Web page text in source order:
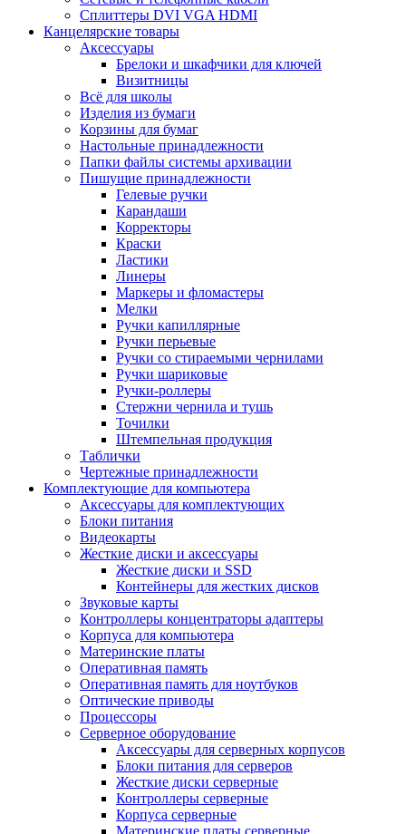
Сплиттеры DVI VGA HDMI
Канцелярские товары
Аксессуары
Брелоки и шкафчики для ключей
Визитницы
Всё для школы
Изделия из бумаги
Корзины для бумаг
Настольные принадлежности
Папки файлы системы архивации
Пишущие принадлежности
Гелевые ручки
Карандаши
Корректоры
Краски
Ластики
Линеры
Маркеры и фломастеры
Мелки
Ручки капиллярные
Ручки перьевые
Ручки со стираемыми чернилами
Ручки шариковые
Ручки-роллеры
Стержни чернила и тушь
Точилки
Штемпельная продукция
Таблички
Чертежные принадлежности
Комплектующие для компьютера
Аксессуары для комплектующих
Блоки питания
Видеокарты
Жесткие диски и аксессуары
Жесткие диски и SSD
Контейнеры для жестких дисков
Звуковые карты
Контроллеры концентраторы адаптеры
Корпуса для компьютера
Материнские платы
Оперативная память
Оперативная память для ноутбуков
Оптические приводы
Процессоры
Серверное оборудование
Аксессуары для серверных корпусов
Блоки питания для серверов
Жесткие диски серверные
Контроллеры серверные
Корпуса серверные
Материнские платы серверные